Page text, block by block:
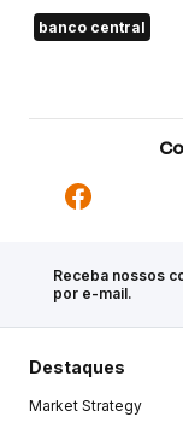
banco central
Receba nossos
por e-mail.
Destaques
Market Strategy